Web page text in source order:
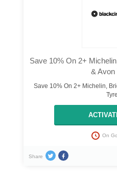
Save 10% On 2+
& Avon
Save 10% On 2+ Michelin,
On
Share